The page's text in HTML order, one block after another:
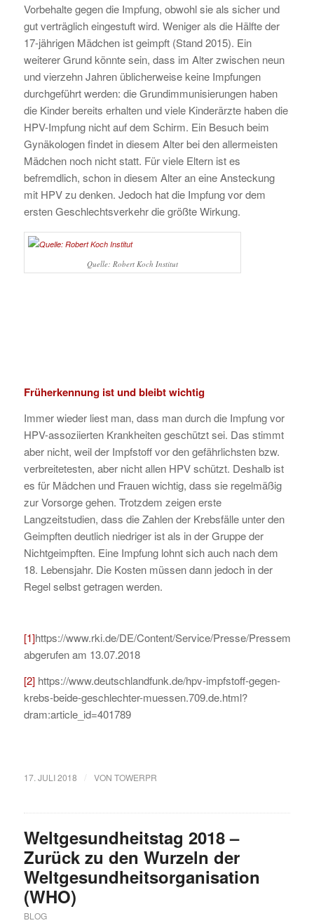
Vorbehalte gegen die Impfung, obwohl sie als sicher und
gut verträglich eingestuft wird. Weniger als die Hälfte der
17-jährigen Mädchen ist geimpft (Stand 2015). Ein
weiterer Grund könnte sein, dass im Alter zwischen neun
und vierzehn Jahren üblicherweise keine Impfungen
durchgeführt werden: die Grundimmunisierungen haben
die Kinder bereits erhalten und viele Kinderärzte haben die
HPV-Impfung nicht auf dem Schirm. Ein Besuch beim
Gynäkologen findet in diesem Alter bei den allermeisten
Mädchen noch nicht statt. Für viele Eltern ist es
befremdlich, schon in diesem Alter an eine Ansteckung
mit HPV zu denken. Jedoch hat die Impfung vor dem
ersten Geschlechtsverkehr die größte Wirkung.
Quelle: Robert Koch Institut
Früherkennung ist und bleibt wichtig
Immer wieder liest man, dass man durch die Impfung vor
HPV-assoziierten Krankheiten geschützt sei. Das stimmt
aber nicht, weil der Impfstoff vor den gefährlichsten bzw.
verbreitetesten, aber nicht allen HPV schützt. Deshalb ist
es für Mädchen und Frauen wichtig, dass sie regelmäßig
zur Vorsorge gehen. Trotzdem zeigen erste
Langzeitstudien, dass die Zahlen der Krebsfälle unter den
Geimpften deutlich niedriger ist als in der Gruppe der
Nichtgeimpften. Eine Impfung lohnt sich auch nach dem
18. Lebensjahr. Die Kosten müssen dann jedoch in der
Regel selbst getragen werden.
[1]https://www.rki.de/DE/Content/Service/Presse/
abgerufen am 13.07.2018
[2]https://www.deutschlandfunk.de/hpv-impfstoff-gegen-
krebs-beide-geschlechter-muessen.709.de.html?
dram:article_id=401789
17. JULI 2018 / VON TOWERPR
Weltgesundheitstag 2018 –
Zurück zu den Wurzeln der
Weltgesundheitsorganisation
(WHO)
BLOG